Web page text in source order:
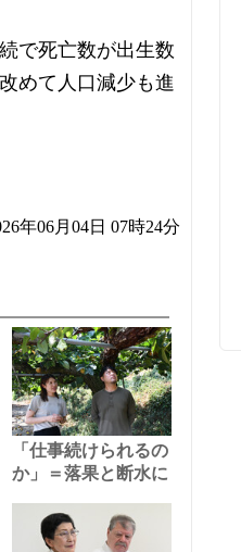
で死亡数が出生数
めて人口減少も進
年06月04日 07時24分
「仕事続けられるの
か」＝落果と断水に